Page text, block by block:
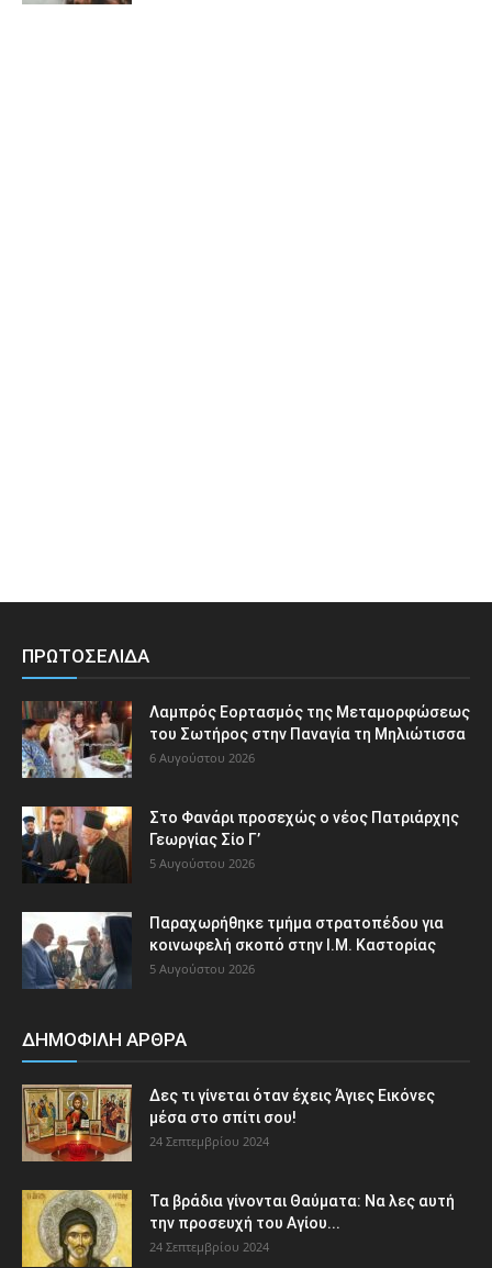
ΠΡΩΤΟΣΕΛΙΔΑ
Λαμπρός Εορτασμός της Μεταμορφώσεως
του Σωτήρος στην Παναγία τη Μηλιώτισσα
6 Αυγούστου 2026
Στο Φανάρι προσεχώς ο νέος Πατριάρχης
Γεωργίας Σίο Γ’
5 Αυγούστου 2026
Παραχωρήθηκε τμήμα στρατοπέδου για
κοινωφελή σκοπό στην Ι.Μ. Καστορίας
5 Αυγούστου 2026
ΔΗΜΟΦΙΛΗ ΑΡΘΡΑ
Δες τι γίνεται όταν έχεις Άγιες Εικόνες
μέσα στο σπίτι σου!
24 Σεπτεμβρίου 2024
Τα βράδια γίνονται Θαύματα: Να λες αυτή
την προσευχή του Αγίου...
24 Σεπτεμβρίου 2024